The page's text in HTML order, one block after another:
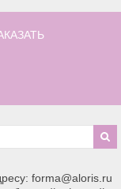
forma@aloris.ru